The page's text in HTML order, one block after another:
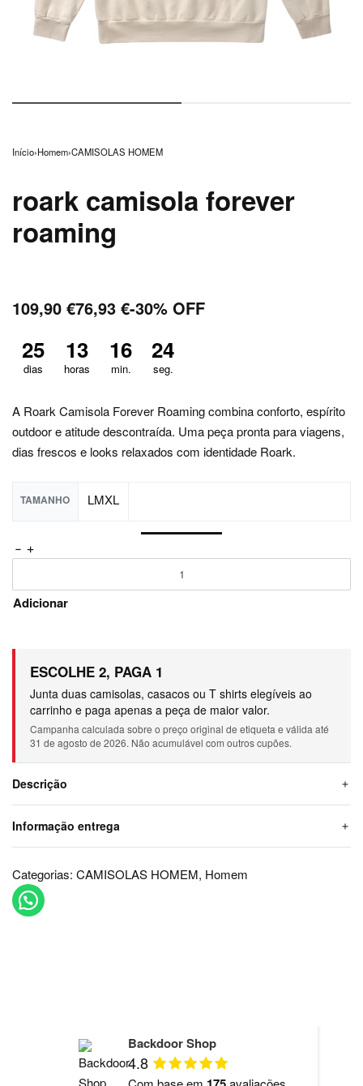
Início›Homem›CAMISOLAS HOMEM
roark camisola forever
roaming
109,90 €76,93 €-30% OFF
A Roark Camisola Forever Roaming combina conforto, espírito
outdoor e atitude descontraída. Uma peça pronta para viagens,
dias frescos e looks relaxados com identidade Roark.
TAMANHO LMXL
Adicionar
ESCOLHE 2, PAGA 1
Junta duas camisolas, casacos ou T shirts elegíveis ao
carrinho e paga apenas a peça de maior valor.
Campanha calculada sobre o preço original de etiqueta e válida até
31 de agosto de 2026. Não acumulável com outros cupões.
Descrição
Informação entrega
Categorias: CAMISOLAS HOMEM, Homem
Backdoor Shop
4.8